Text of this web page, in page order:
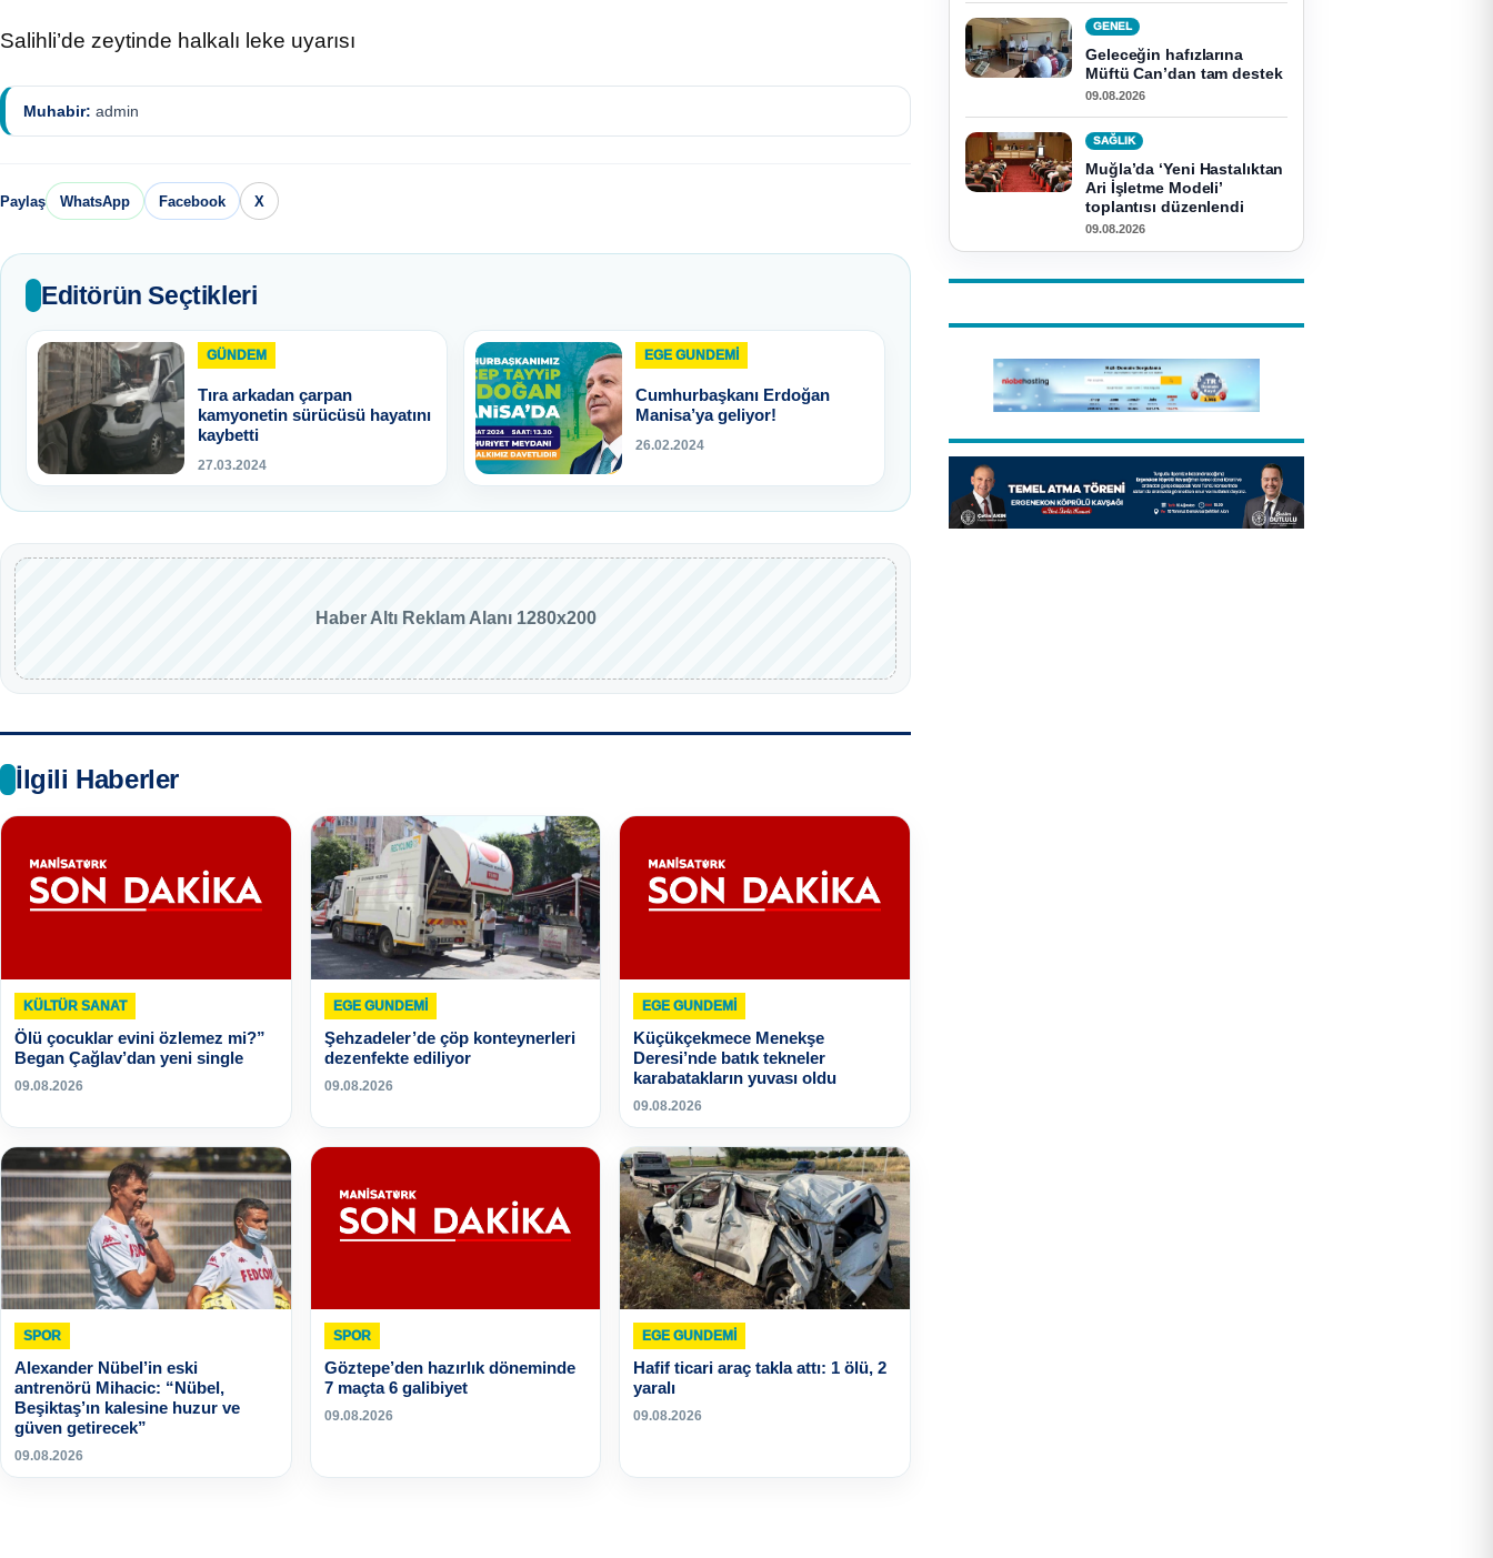
Salihli’de zeytinde halkalı leke uyarısı
Muhabir: admin
Paylaş WhatsApp Facebook X
Editörün Seçtikleri
GÜNDEM
Tıra arkadan çarpan
kamyonetin sürücüsü hayatını
kaybetti
27.03.2024
EGE GUNDEMİ
Cumhurbaşkanı Erdoğan
Manisa’ya geliyor!
26.02.2024
Haber Altı Reklam Alanı 1280x200
İlgili Haberler
KÜLTÜR SANAT
Ölü çocuklar evini özlemez mi?”
Began Çağlav’dan yeni single
09.08.2026
EGE GUNDEMİ
Şehzadeler’de çöp konteynerleri
dezenfekte ediliyor
09.08.2026
EGE GUNDEMİ
Küçükçekmece Menekşe
Deresi’nde batık tekneler
karabatakların yuvası oldu
09.08.2026
SPOR
Alexander Nübel’in eski
antrenörü Mihacic: “Nübel,
Beşiktaş’ın kalesine huzur ve
güven getirecek”
09.08.2026
SPOR
Göztepe’den hazırlık döneminde
7 maçta 6 galibiyet
09.08.2026
EGE GUNDEMİ
Hafif ticari araç takla attı: 1 ölü, 2
yaralı
09.08.2026
GENEL
Geleceğin hafızlarına
Müftü Can’dan tam destek
09.08.2026
SAĞLIK
Muğla’da ‘Yeni Hastalıktan
Ari İşletme Modeli’
toplantısı düzenlendi
09.08.2026